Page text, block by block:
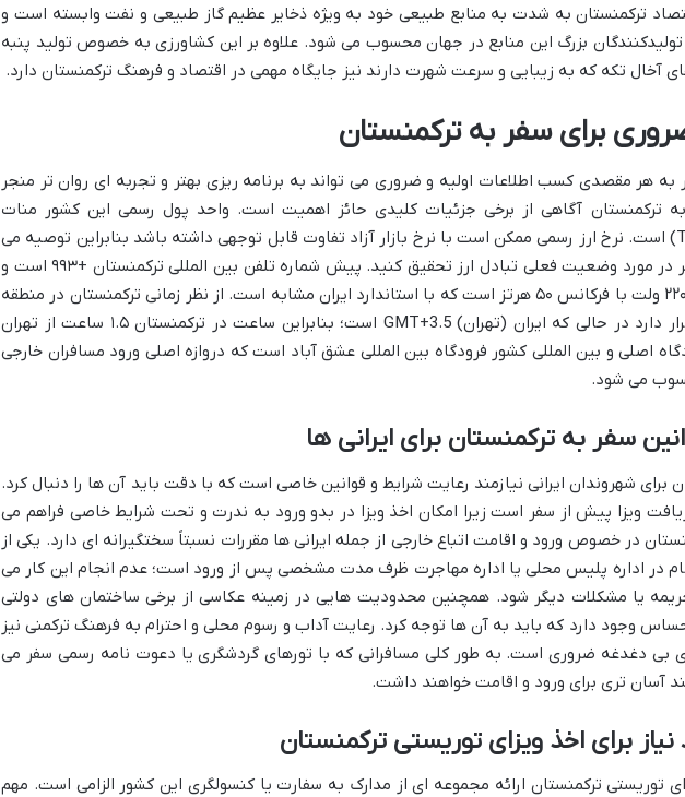
ترکمنستان به شدت به منابع طبیعی خود به ویژه ذخایر عظیم گاز طبیعی و نفت وابسته است و
تولیدکنندگان بزرگ این منابع در جهان محسوب می شود. علاوه بر این کشاورزی به خصوص تولید پنبه
آخال تکه که به زیبایی و سرعت شهرت دارند نیز جایگاه مهمی در اقتصاد و فرهنگ ترکمنستان دارد.
برای سفر به ترکمنستان
به هر مقصدی کسب اطلاعات اولیه و ضروری می تواند به برنامه ریزی بهتر و تجربه ای روان تر منجر
ترکمنستان آگاهی از برخی جزئیات کلیدی حائز اهمیت است. واحد پول رسمی این کشور منات
ترکمنستان (TMT) است. نرخ ارز رسمی ممکن است با نرخ بازار آزاد تفاوت قابل توجهی داشته باشد بنابراین توصیه می
شود پیش از سفر در مورد وضعیت فعلی تبادل ارز تحقیق کنید. پیش شماره تلفن بین المللی ترکمنستان +۹۹۳ است و
ولتاژ برق شهری ۲۲۰ ولت با فرکانس ۵۰ هرتز است که با استاندارد ایران مشابه است. از نظر زمانی ترکمنستان در منطقه
زمانی GMT+5 قرار دارد در حالی که ایران (تهران) GMT+3.5 است؛ بنابراین ساعت در ترکمنستان ۱.۵ ساعت از تهران
اصلی و بین المللی کشور فرودگاه بین المللی عشق آباد است که دروازه اصلی ورود مسافران خارجی
می شود.
سفر به ترکمنستان برای ایرانی ها
برای شهروندان ایرانی نیازمند رعایت شرایط و قوانین خاصی است که با دقت باید آن ها را دنبال کرد.
ویزا پیش از سفر است زیرا امکان اخذ ویزا در بدو ورود به ندرت و تحت شرایط خاصی فراهم می
در خصوص ورود و اقامت اتباع خارجی از جمله ایرانی ها مقررات نسبتاً سختگیرانه ای دارد. یکی از
در اداره پلیس محلی یا اداره مهاجرت ظرف مدت مشخصی پس از ورود است؛ عدم انجام این کار می
یا مشکلات دیگر شود. همچنین محدودیت هایی در زمینه عکاسی از برخی ساختمان های دولتی
وجود دارد که باید به آن ها توجه کرد. رعایت آداب و رسوم محلی و احترام به فرهنگ ترکمنی نیز
بی دغدغه ضروری است. به طور کلی مسافرانی که با تورهای گردشگری یا دعوت نامه رسمی سفر می
آسان تری برای ورود و اقامت خواهند داشت.
برای اخذ ویزای توریستی ترکمنستان
توریستی ترکمنستان ارائه مجموعه ای از مدارک به سفارت یا کنسولگری این کشور الزامی است. مهم